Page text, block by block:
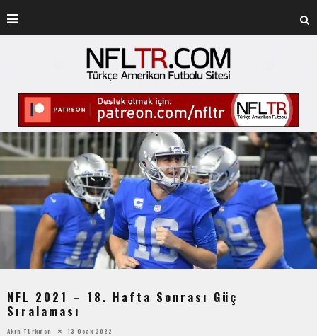
NFL 2021 – 18. Hafta Sonrası Güç
Sıralaması
Akın Türkmen 13 Ocak 2022